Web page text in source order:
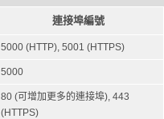
連接埠編號
5000 (HTTP), 5001 (HTTPS)
5000
80 (可增加更多的連接埠), 443
(HTTPS)